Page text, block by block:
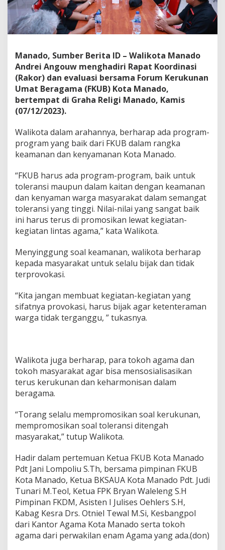
n
a
d
o
B
e
g
i
n
i
K
a
W
a
l
k
o
t
a
A
n
g
u
w
Manado, Sumber Berita ID – Walikota Manado
Andrei Angouw menghadiri Rapat Koordinasi
(Rakor) dan evaluasi bersama Forum Kerukunan
Umat Beragama (FKUB) Kota Manado,
bertempat di Graha Religi Manado, Kamis
(07/12/2023).
Walikota dalam arahannya, berharap ada program-
program yang baik dari FKUB dalam rangka
keamanan dan kenyamanan Kota Manado.
“FKUB harus ada program-program, baik untuk
toleransi maupun dalam kaitan dengan keamanan
dan kenyaman warga masyarakat dalam semangat
toleransi yang tinggi. Nilai-nilai yang sangat baik
ini harus terus di promosikan lewat kegiatan-
kegiatan lintas agama,” kata Walikota.
Menyinggung soal keamanan, walikota berharap
kepada masyarakat untuk selalu bijak dan tidak
terprovokasi.
“Kita jangan membuat kegiatan-kegiatan yang
sifatnya provokasi, harus bijak agar ketenteraman
warga tidak terganggu, ” tukasnya.
Walikota juga berharap, para tokoh agama dan
tokoh masyarakat agar bisa mensosialisasikan
terus kerukunan dan keharmonisan dalam
beragama.
“Torang selalu mempromosikan soal kerukunan,
mempromosikan soal toleransi ditengah
masyarakat,” tutup Walikota.
Hadir dalam pertemuan Ketua FKUB Kota Manado
Pdt Jani Lompoliu S.Th, bersama pimpinan FKUB
Kota Manado, Ketua BKSAUA Kota Manado Pdt. Judi
Tunari M.Teol, Ketua FPK Bryan Waleleng S.H
Pimpinan FKDM, Asisten I Julises Oehlers S.H,
Kabag Kesra Drs. Otniel Tewal M.Si, Kesbangpol
dari Kantor Agama Kota Manado serta tokoh
agama dari perwakilan enam Agama yang ada.(don)